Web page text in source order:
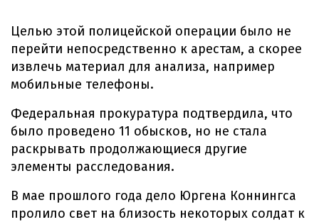
Целью этой полицейской операции было не
перейти непосредственно к арестам, а скорее
извлечь материал для анализа, например
мобильные телефоны.
Федеральная прокуратура подтвердила, что
было проведено 11 обысков, но не стала
раскрывать продолжающиеся другие
элементы расследования.
В мае прошлого года дело Юргена Коннингса
пролило свет на близость некоторых солдат к